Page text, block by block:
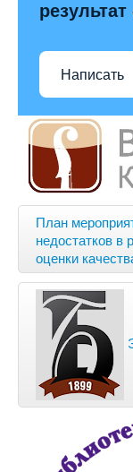
Написать
План
недостатков в
оценки